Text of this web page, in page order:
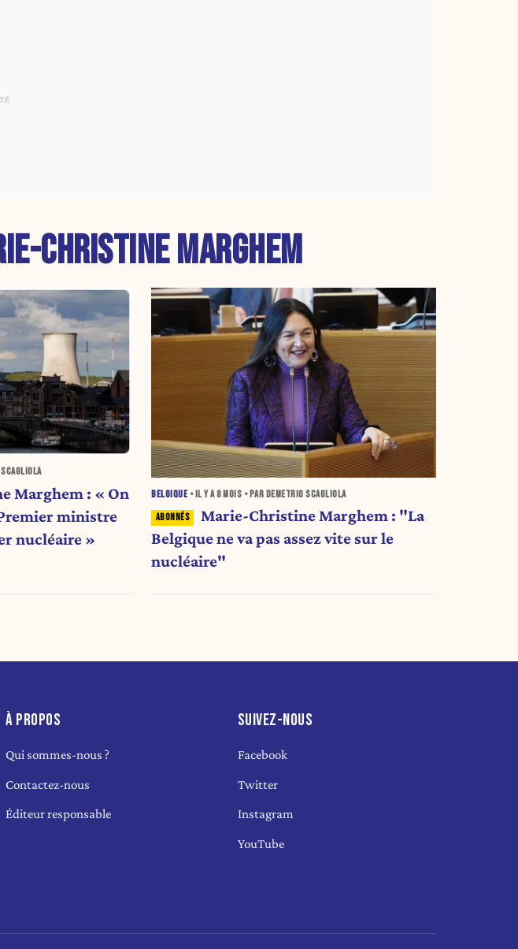
CHRISTINE MARGHEM
Marghem : « On
ministre
nucléaire »
BELGIQUE • IL Y A8 MOIS • PAR DEMETRIO SCAGLIOLA
Marie-Christine Marghem : "La
Belgique ne va pas assez vite sur le
nucléaire"
À PROPOS
Qui sommes-nous ?
Contactez-nous
Éditeur responsable
SUIVEZ-NOUS
Facebook
Twitter
Instagram
YouTube